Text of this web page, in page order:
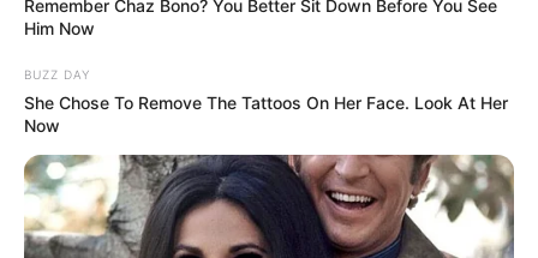
Remember Chaz Bono? You Better Sit Down Before You See
Him Now
BUZZ DAY
She Chose To Remove The Tattoos On Her Face. Look At Her
Now